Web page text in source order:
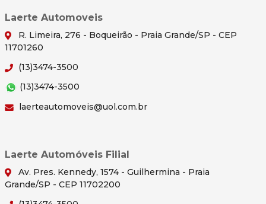
Laerte Automoveis
R. Limeira, 276 - Boqueirão - Praia Grande/SP - CEP
11701260
(13)3474-3500
(13)3474-3500
laerteautomoveis@uol.com.br
Laerte Automóveis Filial
Av. Pres. Kennedy, 1574 - Guilhermina - Praia
Grande/SP - CEP 11702200